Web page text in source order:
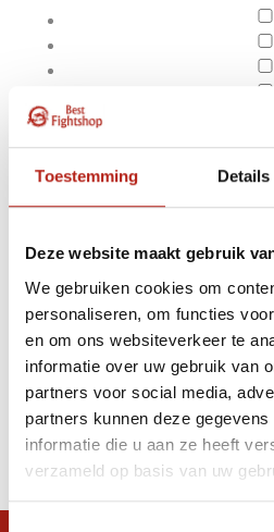
Toestemming Details
Deze website maakt gebruik
We gebruiken cookies om
personaliseren, om functies
en om ons websiteverkeer te
informatie over uw gebruik van
partners voor social media,
partners kunnen deze
informatie die u aan ze heeft
verzameld op basis van uw
Apply filters
Producten
Filter
Sorteren op